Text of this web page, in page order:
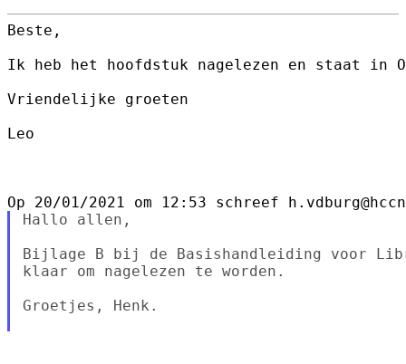
Beste,
Ik heb het hoofdstuk nagelezen en staat in
Vriendelijke groeten
Leo
Hallo allen,
Bijlage B bij de Basishandleiding voor
klaar om nagelezen te worden.
Groetjes, Henk.